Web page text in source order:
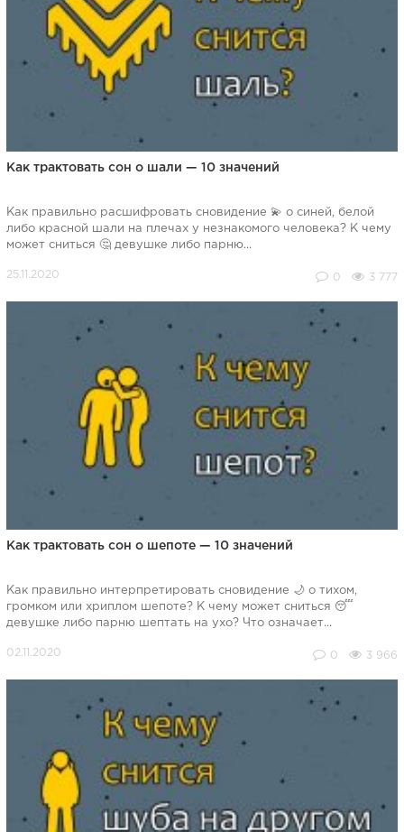
Как трактовать сон о шали — 10 значений
Как правильно расшифровать сновидение 💫 о синей, белой
либо красной шали на плечах у незнакомого человека? К чему
может сниться 🤔 девушке либо парню...
0 3 777
Как трактовать сон о шепоте — 10 значений
Как правильно интерпретировать сновидение 🌙 о тихом,
громком или хриплом шепоте? К чему может сниться 😴
девушке либо парню шептать на ухо? Что означает...
0 3 966